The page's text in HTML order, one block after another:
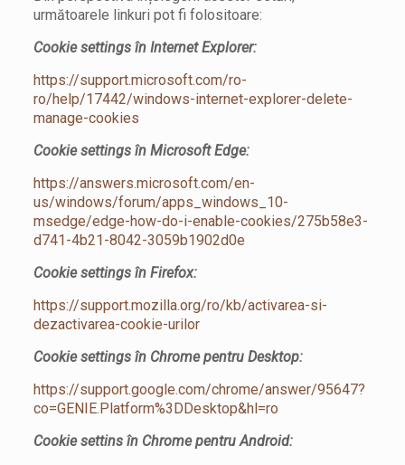
următoarele linkuri pot fi folositoare:
Cookie settings în Internet Explorer:
https://support.microsoft.com/ro-
ro/help/17442/windows-internet-explorer-delete-
manage-cookies
Cookie settings în Microsoft Edge:
https://answers.microsoft.com/en-
us/windows/forum/apps_windows_10-
msedge/edge-how-do-i-enable-cookies/275b58e3-
d741-4b21-8042-3059b1902d0e
Cookie settings în Firefox:
https://support.mozilla.org/ro/kb/activarea-si-
dezactivarea-cookie-urilor
Cookie settings în Chrome pentru Desktop:
https://support.google.com/chrome/answer/95647?
co=GENIE.Platform%3DDesktop&hl=ro
Cookie settins în Chrome pentru Android: